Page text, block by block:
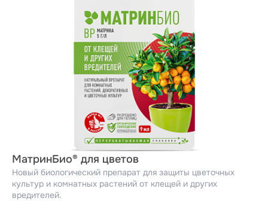
МатринБио® для цветов
Новый биологический препарат для защиты цветочных
культур и комнатных растений от клещей и других
вредителей.